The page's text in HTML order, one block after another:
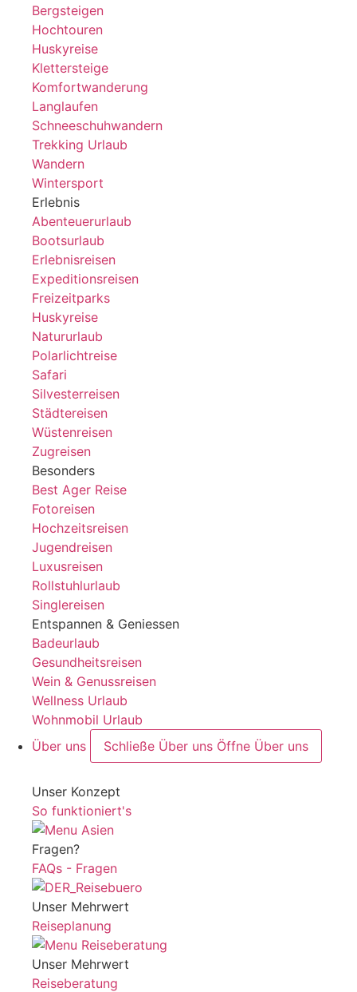
Bergsteigen
Hochtouren
Huskyreise
Klettersteige
Komfortwanderung
Langlaufen
Schneeschuhwandern
Trekking Urlaub
Wandern
Wintersport
Erlebnis
Abenteuerurlaub
Bootsurlaub
Erlebnisreisen
Expeditionsreisen
Freizeitparks
Huskyreise
Natururlaub
Polarlichtreise
Safari
Silvesterreisen
Städtereisen
Wüstenreisen
Zugreisen
Besonders
Best Ager Reise
Fotoreisen
Hochzeitsreisen
Jugendreisen
Luxusreisen
Rollstuhlurlaub
Singlereisen
Entspannen & Geniessen
Badeurlaub
Gesundheitsreisen
Wein & Genussreisen
Wellness Urlaub
Wohnmobil Urlaub
Über uns
Schließe Über uns Öffne Über uns
Unser Konzept
So funktioniert's
Fragen?
FAQs - Fragen
Unser Mehrwert
Reiseplanung
Unser Mehrwert
Reiseberatung